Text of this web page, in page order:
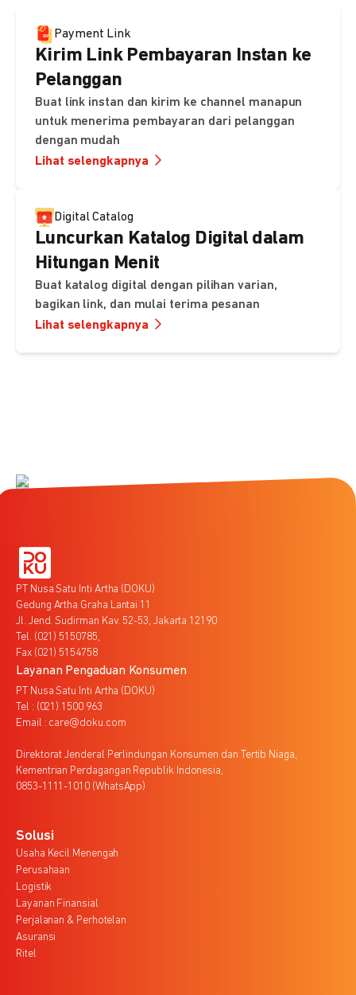
Payment Link
Kirim Link Pembayaran Instan ke
Pelanggan
Buat link instan dan kirim ke channel manapun
untuk menerima pembayaran dari pelanggan
dengan mudah
Lihat selengkapnya
Digital Catalog
Luncurkan Katalog Digital dalam
Hitungan Menit
Buat katalog digital dengan pilihan varian,
bagikan link, dan mulai terima pesanan
Lihat selengkapnya
PT Nusa Satu Inti Artha (DOKU)
Gedung Artha Graha Lantai 11
Jl. Jend. Sudirman Kav. 52-53, Jakarta 12190
Tel. (021) 5150785,
Fax (021) 5154758
Layanan Pengaduan Konsumen
PT Nusa Satu Inti Artha (DOKU)
Tel : (021) 1500 963
Email : care@doku.com
Direktorat Jenderal Perlindungan Konsumen dan Tertib Niaga,
Kementrian Perdagangan Republik Indonesia,
0853-1111-1010 (WhatsApp)
Solusi
Usaha Kecil Menengah
Perusahaan
Logistik
Layanan Finansial
Perjalanan & Perhotelan
Asuransi
Ritel